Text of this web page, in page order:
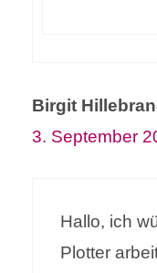
Birgit
3. September
Hallo, ich
Plotter